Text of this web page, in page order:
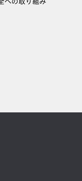
への取り組み